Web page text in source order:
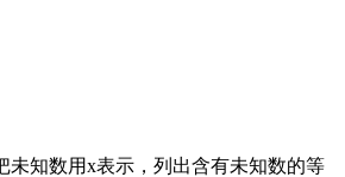
未知数用x表示，列出含有未知数的等